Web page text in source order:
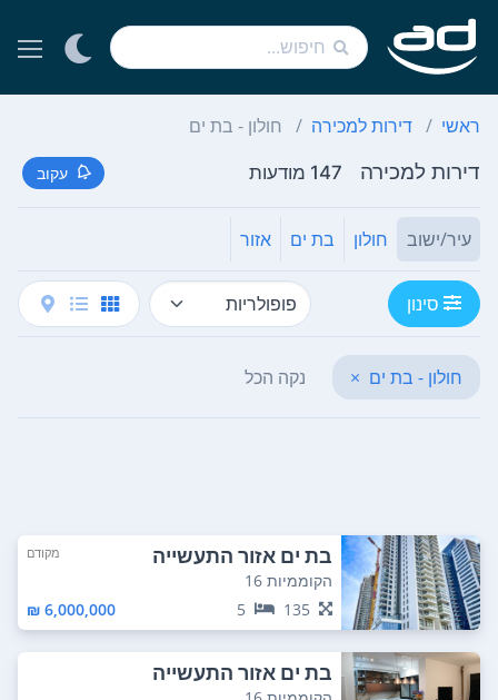
ראשי דירות למכירה חולון - בת ים
דירות למכירה 147 מודעות עקוב
עיר/ישוב חולון בת ים אזור
סינון
חולון - בת ים × נקה הכל
בת ים אזור התעשייה מקודם
הקוממיות 16
135
5
6,000,000 ₪
בת ים אזור התעשייה